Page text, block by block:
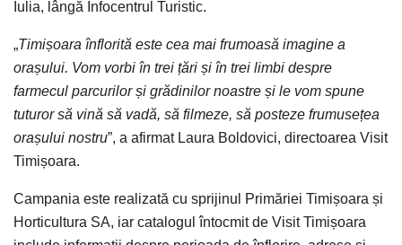
Iulia, lângă Infocentrul Turistic.
„Timișoara înflorită este cea mai frumoasă imagine a
orașului. Vom vorbi în trei țări și în trei limbi despre
farmecul parcurilor și grădinilor noastre și le vom spune
tuturor să vină să vadă, să filmeze, să posteze frumusețea
orașului nostru”, a afirmat Laura Boldovici, directoarea Visit
Timișoara.
Campania este realizată cu sprijinul Primăriei Timișoara și
Horticultura SA, iar catalogul întocmit de Visit Timișoara